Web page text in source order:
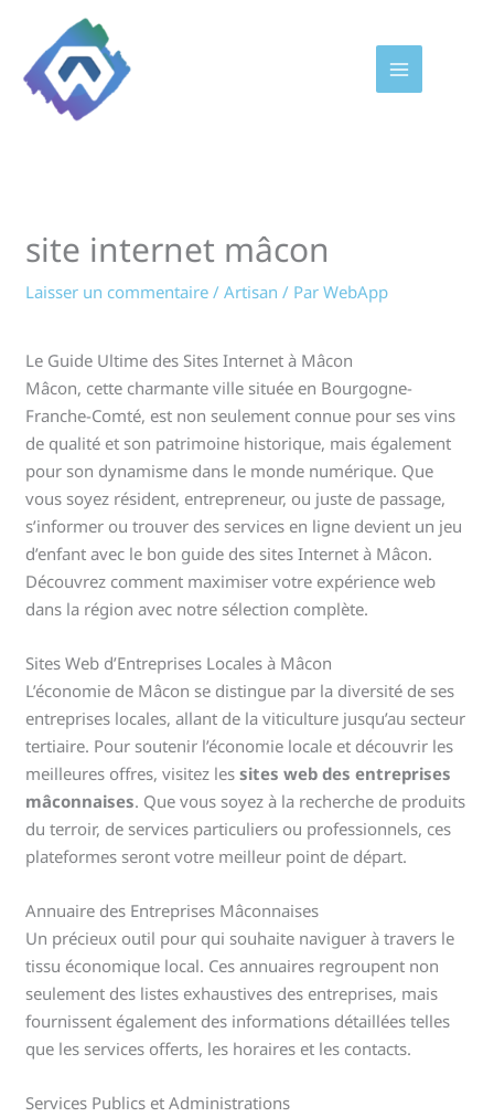
contenu
site internet mâcon
Laisser un commentaire /Artisan / ParWebApp
Le Guide Ultime des Sites Internet à Mâcon
Mâcon, cette charmante ville située en Bourgogne-
Franche-Comté, est non seulement connue pour ses vins
de qualité et son patrimoine historique, mais également
pour son dynamisme dans le monde numérique. Que
vous soyez résident, entrepreneur, ou juste de passage,
s’informer ou trouver des services en ligne devient un jeu
d’enfant avec le bon guide des sites Internet à Mâcon.
Découvrez comment maximiser votre expérience web
dans la région avec notre sélection complète.
Sites Web d’Entreprises Locales à Mâcon
L’économie de Mâcon se distingue par la diversité de ses
entreprises locales, allant de la viticulture jusqu’au secteur
tertiaire. Pour soutenir l’économie locale et découvrir les
meilleures offres, visitez lessites web des entreprises
mâconnaises. Que vous soyez à la recherche de produits
du terroir, de services particuliers ou professionnels, ces
plateformes seront votre meilleur point de départ.
Annuaire des Entreprises Mâconnaises
Un précieux outil pour qui souhaite naviguer à travers le
tissu économique local. Ces annuaires regroupent non
seulement des listes exhaustives des entreprises, mais
fournissent également des informations détaillées telles
que les services offerts, les horaires et les contacts.
Services Publics et Administrations